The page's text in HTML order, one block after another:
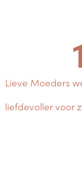
Lieve Moeders
liefdevoller voor